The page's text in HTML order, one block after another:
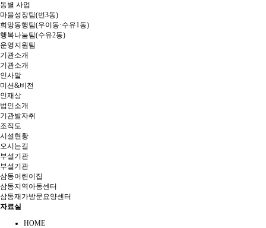
동별 사업
마을성장팀(번3동)
희망동행팀(우이동·수유1동)
행복나눔팀(수유2동)
운영지원팀
기관소개
기관소개
인사말
미션&비전
인재상
법인소개
기관발자취
조직도
시설현황
오시는길
부설기관
부설기관
삼동어린이집
삼동지역아동센터
삼동재가방문요양센터
자료실
HOME